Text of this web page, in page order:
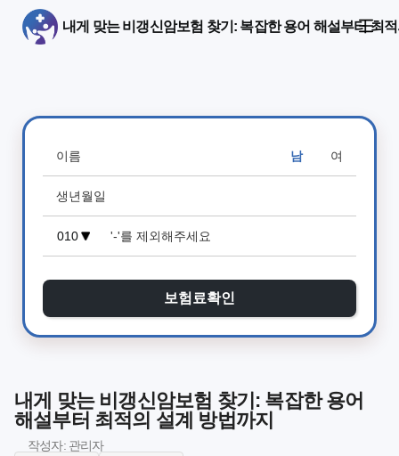
내게 맞는 비갱신암보험 찾기: 복잡한 용어 해설부터 최
남 여
보험료확인
내게 맞는 비갱신암보험 찾기: 복잡한 용어
해설부터 최적의 설계 방법까지
작성자: 관리자